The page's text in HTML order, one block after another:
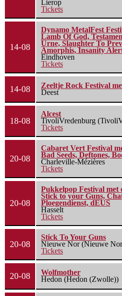
Lierop
Tickets
14-08
Dynamo MetalFest
Lamb Of God,
Urne, Slaughter To
Amorphis, Insanity
Eindhoven
Tickets
14-08
Zeeltje Rock Festival
Deest
18-08
Alcest
TivoliVredenburg
Tickets
20-08
Cabaret Vert Festival
Bad Seeds, Deftones,
Charleville-Mézières
Tickets
20-08
Pukkelpop Festival met
Stick to your Guns,
Ploegendienst, dEUS
Hasselt
Tickets
20-08
Stick To Your Guns
Nieuwe Nor (Nieuwe
Tickets
20-08
Wolfmother
Hedon (Hedon (Zwolle))